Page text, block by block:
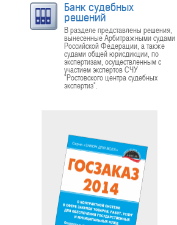
Банк судебных
решений
В разделе представлены решения,
вынесенные Арбитражными судами
Российской Федерации, а также
судами общей юрисдикции, по
экспертизам, осуществленным с
участием экспертов СЧУ
"Ростовского центра судебных
экспертиз".